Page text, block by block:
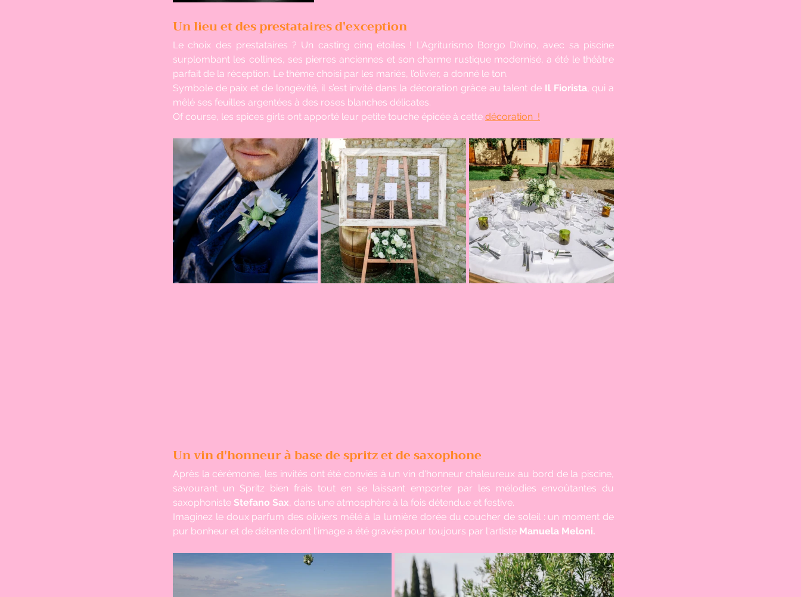
Un lieu et des prestataires d'exception
Le choix des prestataires ? Un casting cinq étoiles ! L’Agriturismo Borgo Divino, avec sa piscine
surplombant les collines, ses pierres anciennes et son charme rustique modernisé, a été le théâtre
parfait de la réception. Le thème choisi par les mariés, l’olivier, a donné le ton.
Symbole de paix et de longévité, il s’est invité dans la décoration grâce au talent de Il Fiorista, qui a
mêlé ses feuilles argentées à des roses blanches délicates.
Of course, les spices girls ont apporté leur petite touche épicée à cette décoration  !
Un vin d'honneur à base de spritz et de saxophone
Après la cérémonie, les invités ont été conviés à un vin d'honneur chaleureux au bord de la piscine,
savourant un Spritz bien frais tout en se laissant emporter par les mélodies envoûtantes du
saxophoniste Stefano Sax, dans une atmosphère à la fois détendue et festive.
Imaginez le doux parfum des oliviers mêlé à la lumière dorée du coucher de soleil : un moment de
pur bonheur et de détente dont l'image a été gravée pour toujours par l'artiste Manuela Meloni.